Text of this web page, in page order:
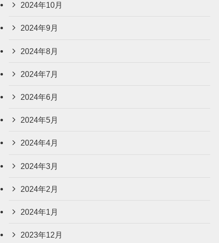
2024年10月
2024年9月
2024年8月
2024年7月
2024年6月
2024年5月
2024年4月
2024年3月
2024年2月
2024年1月
2023年12月